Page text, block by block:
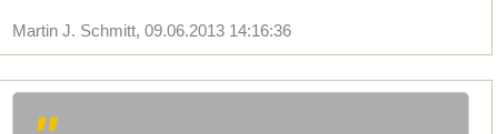
Martin J. Schmitt, 09.06.2013 14:16:36